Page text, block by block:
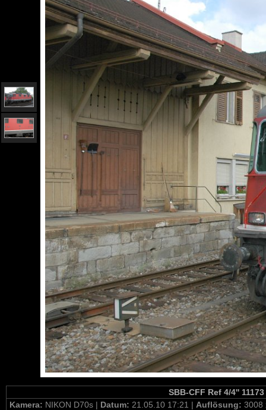
SBB-CFF Ref 4/4''
Kamera: NIKON D70s | Datum: 21.05.10 17:21 | Auflösung: 3008